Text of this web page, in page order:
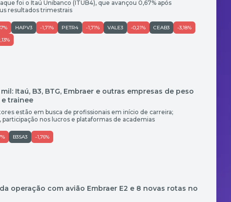
foi o Itaú Unibanco (ITUB4), que avançou 0,67% após
resultados trimestrais
HAPV3 -1,71% PETR4 -1,71% VALE3 -0,21% CEAB3
-3,18%
Itaú, B3, BTG, Embraer e outras empresas de peso
trainee
estão em busca de profissionais em início de carreira;
nos lucros e plataformas de academias
B3SA3 -1,76%
operação com avião Embraer E2 e 8 novas rotas no